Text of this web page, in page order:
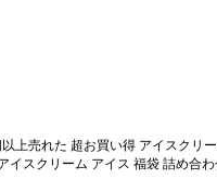
上売れた 超お買い得 アイスクリ
イスクリーム アイス 福袋 詰め